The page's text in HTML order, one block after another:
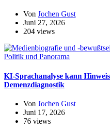
Von Jochen Gust
Juni 27, 2026
204 views
Politik und Panorama
KI-Sprachanalyse kann
Demenzdiagnostik
Von Jochen Gust
Juni 17, 2026
76 views